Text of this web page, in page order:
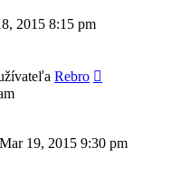
2015 8:15 pm
Rebro
19, 2015 9:30 pm